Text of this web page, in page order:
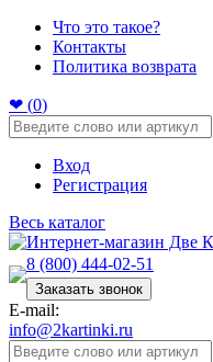
Что это такое?
Контакты
Политика возврата
❤ (0)
Вход
Регистрация
Весь каталог
8 (800) 444-02-51
Заказать звонок
E-mail:
info@2kartinki.ru